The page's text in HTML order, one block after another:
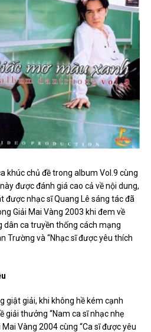
khúc chủ đề trong album Vol.9 cùng
được đánh giá cao cả về nội dung,
được nhạc sĩ Quang Lê sáng tác đã
Giải Mai Vàng 2003 khi đem về
dân ca truyền thống cách mạng
Trường và “Nhạc sĩ được yêu thích
giật giải, khi không hề kém cạnh
giải thưởng “Nam ca sĩ nhạc nhẹ
Vàng 2004 cùng “Ca sĩ được yêu